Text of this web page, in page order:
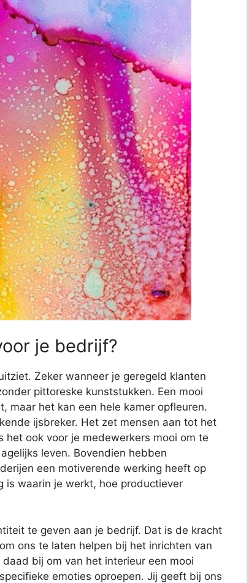
je bedrijf?
Zeker wanneer je geregeld klanten
pittoreske kunststukken. Een mooi
maar het kan een hele kamer opfleuren.
ijsbreker. Het zet mensen aan tot het
het ook voor je medewerkers mooi om te
leven. Bovendien hebben
een motiverende werking heeft op
is waarin je werkt, hoe productiever
te geven aan je bedrijf. Dat is de kracht
ons te laten helpen bij het inrichten van
bij om van het interieur een mooi
emoties oproepen. Jij geeft bij ons